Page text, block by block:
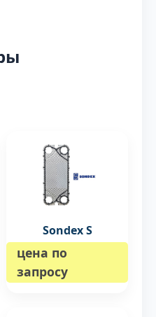
Sondex S
цена по
запросу